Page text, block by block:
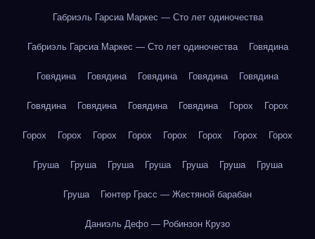
Габриэль Гарсиа Маркес — Сто лет одиночества
Габриэль Гарсиа Маркес — Сто лет одиночества Говядина
Говядина Говядина Говядина Говядина Говядина
Говядина Говядина Говядина Говядина Горох Горох
Горох Горох Горох Горох Горох Горох Горох Горох
Груша Груша Груша Груша Груша Груша Груша
Груша Гюнтер Грасс — Жестяной барабан
Даниэль Дефо — Робинзон Крузо